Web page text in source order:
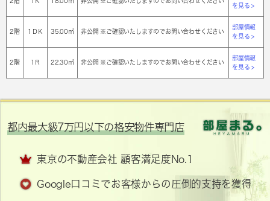
を見る >
2階 1ＤＫ 35.00㎡ 非公開 ※ご確認いたしますのでお問い合わせください
部屋情報
を見る >
2階 1Ｒ 22.30㎡ 非公開 ※ご確認いたしますのでお問い合わせください
部屋情報
を見る >
都内最大級7万円以下の格安物件専門店
東京の不動産会社 顧客満足度No.1
Google口コミでお客様からの圧倒的支持を獲得